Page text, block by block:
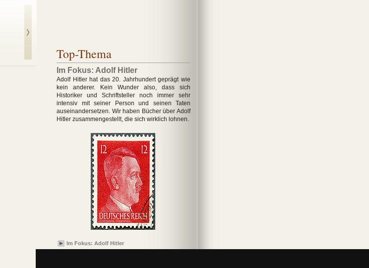
Top-Thema
Im Fokus: Adolf Hitler
Adolf Hitler hat das 20. Jahrhundert geprägt wie
kein anderer. Kein Wunder also, dass sich
Historiker und Schriftsteller noch immer sehr
intensiv mit seiner Person und seinen Taten
auseinandersetzen. Wir haben Bücher über Adolf
Hitler zusammengestellt, die sich wirklich lohnen.
Im Fokus: Adolf Hitler